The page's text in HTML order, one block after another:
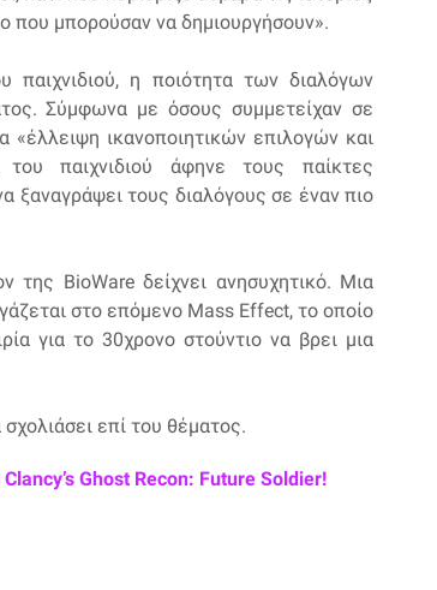
που μπορούσαν να δημιουργήσουν».
παιχνιδιού, η ποιότητα των διαλόγων
Σύμφωνα με όσους συμμετείχαν σε
«έλλειψη ικανοποιητικών επιλογών και
παιχνιδιού άφηνε τους παίκτες
ξαναγράψει τους διαλόγους σε έναν πιο
της BioWare δείχνει ανησυχητικό. Μια
στο επόμενο Mass Effect, το οποίο
για το 30χρονο στούντιο να βρει μια
επί του θέματος.
Ghost Recon: Future Soldier!